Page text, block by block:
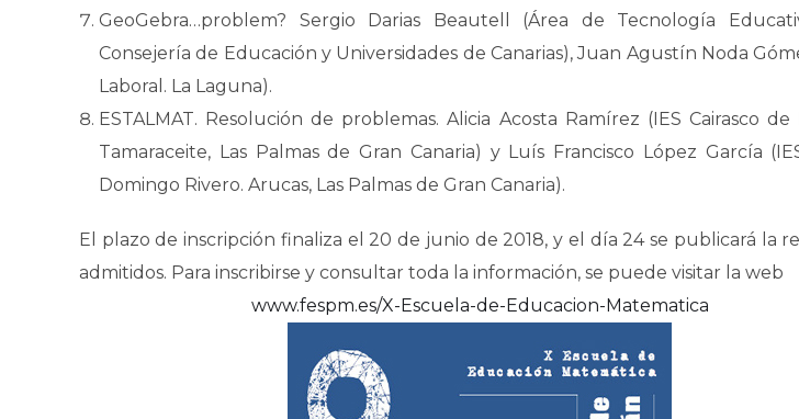
GeoGebra…problem? Sergio Darias Beautell (Área de Tecnología
Consejería de Educación y Universidades de Canarias), Juan Agustín Noda
Laboral. La Laguna).
ESTALMAT. Resolución de problemas. Alicia Acosta Ramírez (IES Cairasco de
Tamaraceite, Las Palmas de Gran Canaria) y Luís Francisco López García
Domingo Rivero. Arucas, Las Palmas de Gran Canaria).
El plazo de inscripción finaliza el 20 de junio de 2018, y el día 24 se publicará la
admitidos. Para inscribirse y consultar toda la información, se puede visitar la web
www.fespm.es/X-Escuela-de-Educacion-Matematica